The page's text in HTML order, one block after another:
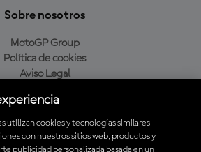
Sobre nosotros
MotoGP Group
Política de cookies
Aviso Legal
Política de compra
utilizan cookies y tecnologías similares
con nuestros sitios web, productos y
publicidad personalizada basada en un